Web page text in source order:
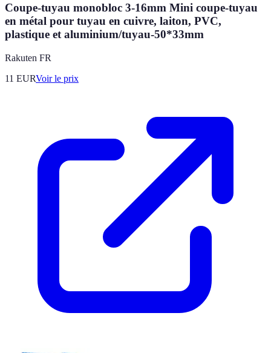
Coupe-tuyau monobloc 3-16mm Mini coupe-tuyau
en métal pour tuyau en cuivre, laiton, PVC,
plastique et aluminium/tuyau-50*33mm
Rakuten FR
11 EURVoir le prix